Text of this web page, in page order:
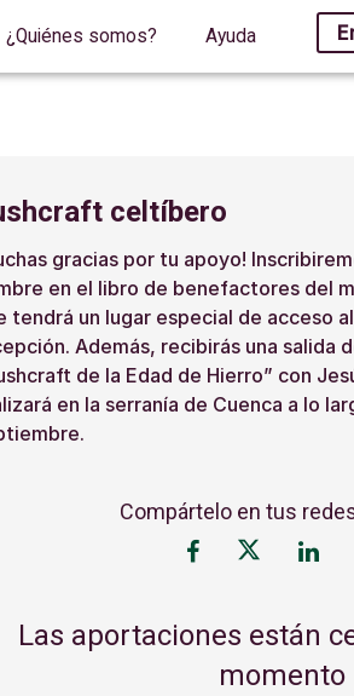
¿Quiénes somos? Ayuda
celtíbero
gracias por tu apoyo!
en el libro de benefactores del
tendrá un lugar especial de acceso
Además, recibirás una salida
de la Edad de Hierro” con
en la serranía de Cuenca a lo
Compártelo en tus
Las aportaciones están
momento